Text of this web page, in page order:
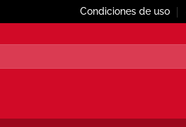
Condiciones de uso